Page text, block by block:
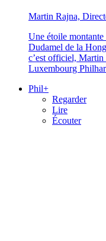
Martin Rajna,
Une étoile
Dudamel de la
c’est officiel, Martin
Luxembourg
Phil+
Regarder
Lire
Écouter